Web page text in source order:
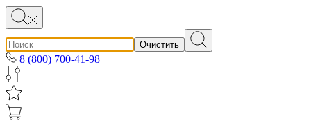
Очистить
8 (800) 700-41-98